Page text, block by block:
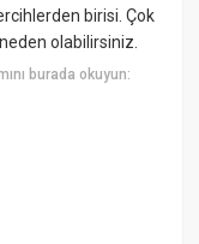
birisi. Çok
olabilirsiniz.
burada okuyun: